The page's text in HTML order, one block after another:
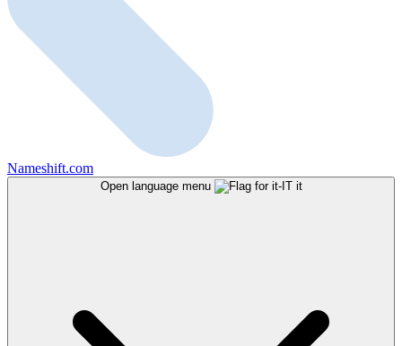
Nameshift.com
Open language menu it